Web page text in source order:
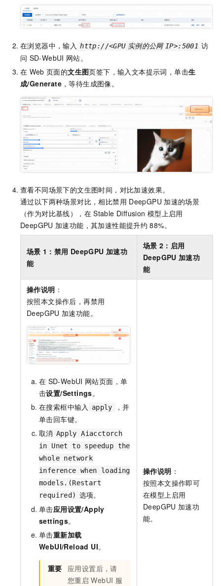
在浏览器中，输入 http://<GPU 实例的公网 IP>:5001 访
问 SD-WebUI 网站。
在 Web 页面的文生图页签下，输入文本提示词，单击生
成/Generate ，等待生成图像。
查看不同场景下的文生图时间，对比加速效果。
通过以下两种场景对比，相比禁用 DeepGPU 加速的场景
（作为对比基线），在 Stable Diffusion 模型上启用
DeepGPU 加速功能，其加速性能提升约 88%。
场景 1：禁用 DeepGPU 加速功
能
场景 2：启用
DeepGPU 加速功
能
操作说明 ：
按照本文操作后，再禁用
DeepGPU 加速功能。
在 SD-WebUI 网站页面，单
击设置/Settings。
在搜索框中输入
apply
，并
单击回车键。
取消 Apply Aiacctorch
in Unet to speedup the
whole network
inference when loading
models.(Restart
required) 选项。
单击应用设置/Apply
settings。
单击重新加载
WebUI/Reload UI。
重要
应用设置后，请
您重启 WebUI 服
操作说明 ：
按照本文操作即可
在模型上启用
DeepGPU 加速功
能。